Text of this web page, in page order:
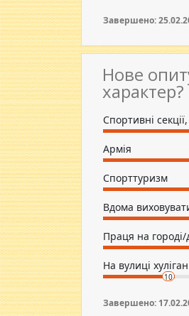
Завершено:
Завершено:
Нове
характер?
Спортивні
Армія
Спорттуризм
Вдома
Праця на
На вулиці
10